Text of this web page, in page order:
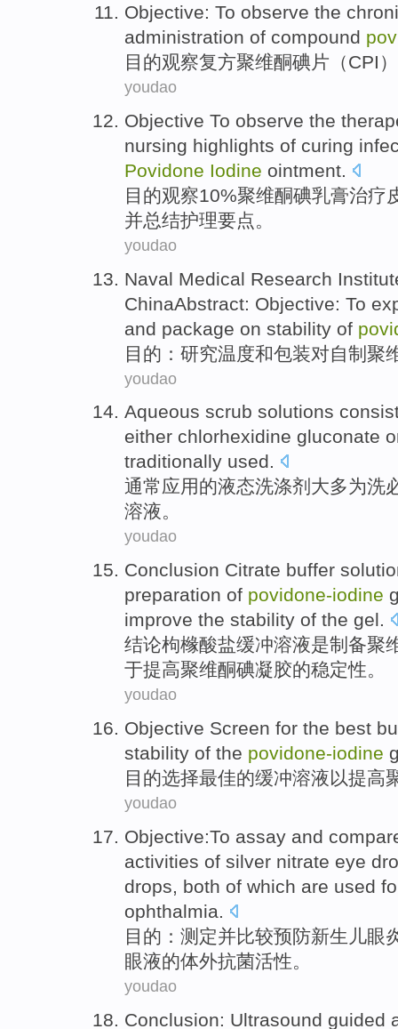
Objective: To observe the
administration of compound
目的观察复方聚维酮碘片 （CPI ）
youdao
Objective To observe the
nursing highlights of curing
Povidone Iodine ointment.
目的观察10%聚维酮碘乳膏治疗
并总结护理要点。
youdao
Naval Medical Research
ChinaAbstract: Objective: To
and package on stability of
目的 ： 研究温度和包装对自制聚
youdao
Aqueous scrub solutions
either chlorhexidine gluconate
traditionally used.
通常应用的液态洗涤剂 大多为洗
溶液。
youdao
Conclusion Citrate buffer
preparation of povidone-iodine
improve the stability of the gel.
结论枸橼酸盐缓冲溶液是制备聚
于提高聚维酮碘凝胶的稳定性。
youdao
Objective Screen for the best
stability of the povidone-iodine
目的选择最佳的缓冲溶液以提高
youdao
Objective:To assay and
activities of silver nitrate eye
drops, both of which are used
ophthalmia.
目的 ： 测定并比较预防新生儿眼
眼液的体外抗菌活性。
youdao
Conclusion: Ultrasound guided